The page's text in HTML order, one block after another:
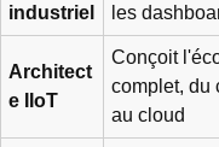
industriel
les
Architect
e IIoT
Conçoit
complet, du
au cloud